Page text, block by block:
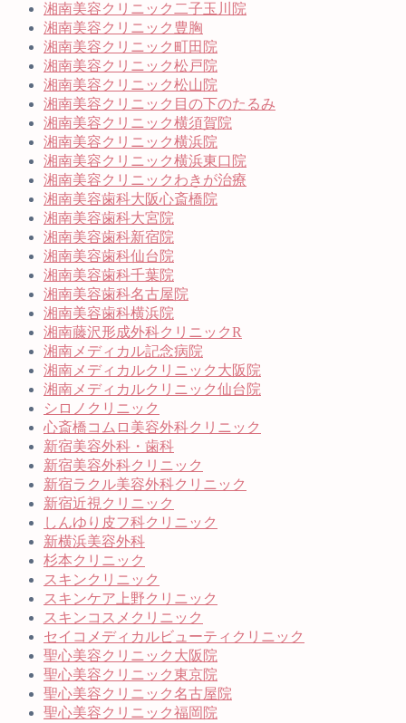
湘南美容クリニック二子玉川院
湘南美容クリニック豊胸
湘南美容クリニック町田院
湘南美容クリニック松戸院
湘南美容クリニック松山院
湘南美容クリニック目の下のたるみ
湘南美容クリニック横須賀院
湘南美容クリニック横浜院
湘南美容クリニック横浜東口院
湘南美容クリニックわきが治療
湘南美容歯科大阪心斎橋院
湘南美容歯科大宮院
湘南美容歯科新宿院
湘南美容歯科仙台院
湘南美容歯科千葉院
湘南美容歯科名古屋院
湘南美容歯科横浜院
湘南藤沢形成外科クリニックR
湘南メディカル記念病院
湘南メディカルクリニック大阪院
湘南メディカルクリニック仙台院
シロノクリニック
心斎橋コムロ美容外科クリニック
新宿美容外科・歯科
新宿美容外科クリニック
新宿ラクル美容外科クリニック
新宿近視クリニック
しんゆり皮フ科クリニック
新横浜美容外科
杉本クリニック
スキンクリニック
スキンケア上野クリニック
スキンコスメクリニック
セイコメディカルビューティクリニック
聖心美容クリニック大阪院
聖心美容クリニック東京院
聖心美容クリニック名古屋院
聖心美容クリニック福岡院